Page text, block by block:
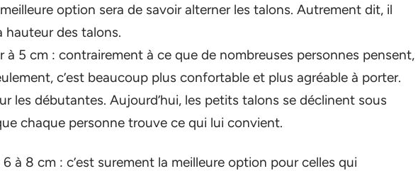
option sera de savoir alterner les talons. Autrement dit, il
hauteur des talons.
à 5 cm : contrairement à ce que de nombreuses personnes pensent,
c’est beaucoup plus confortable et plus agréable à porter.
les débutantes. Aujourd’hui, les petits talons se déclinent sous
chaque personne trouve ce qui lui convient.
à 8 cm : c’est surement la meilleure option pour celles qui